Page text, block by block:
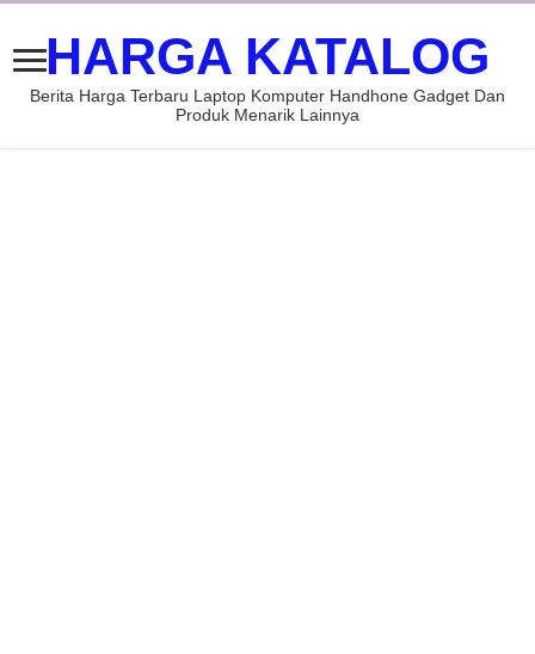
HARGA KATALOG
Berita Harga Terbaru Laptop Komputer Handhone Gadget Dan
Produk Menarik Lainnya